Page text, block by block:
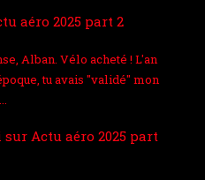
aéro 2025 part 2
Alban. Vélo acheté ! L'an
tu avais "validé" mon
sur Actu aéro 2025 part